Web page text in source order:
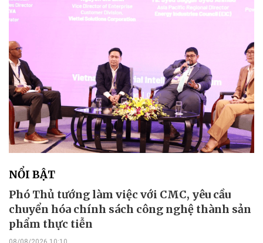
NỔI BẬT
Phó Thủ tướng làm việc với CMC, yêu cầu
chuyển hóa chính sách công nghệ thành sản
phẩm thực tiễn